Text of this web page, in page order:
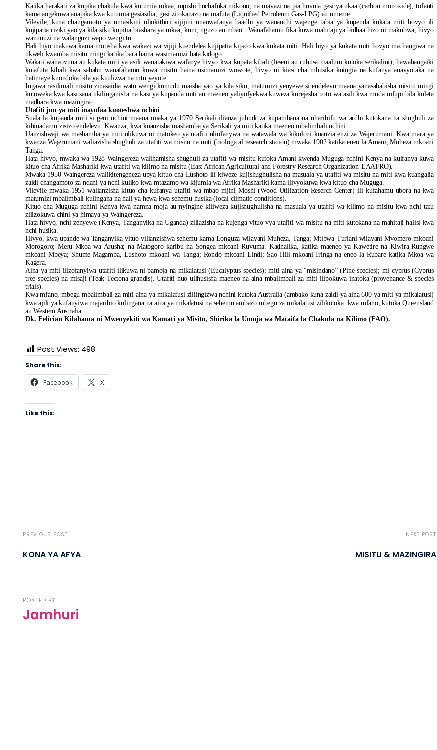
Katika harakati za kupika chakula kwa kutumia mkaa, mpishi huchafuka mikono, na mavazi na pia huvuta gesi ya ukaa (carbon monoxide), tofauti
kama angekuwa anapika kwa kutumia gesiasilia, gesi zitokanazo na mafuta (Liquified Petroleum Gas-LPG) au umeme.
Vilevile, kuna changamoto ya umasikini uliokithiri vijijini unaowafanya baadhi ya wananchi wajenge tabia ya kupenda kukata miti hovyo ili
kujipatia riziki yao ya kila siku kupitia biashara ya mkaa, kuni, nguzo au mbao. Wanafahamu fika kuwa mahitaji ya bidhaa hizo ni makubwa, hivyo
wanunuzi na walanguzi wapo wengi tu.
Hali hiyo inakuwa kama motisha kwa wakazi wa vijiji kuendelea kujipatia kipato kwa kukata miti. Hali hiyo ya kukata miti hovyo inachangiwa na
ukweli kwamba misitu mingi katika bara haina wasimamizi hata kidogo.
Wakati wanaovuna au kukata miti ya asili wanatakiwa wafanye hivyo kwa kupata kibali (leseni au ruhusa maalum kutoka serikalini), hawahangaiki
kutafuta kibali kwa sababu wanafahamu kuwa misitu haina usimamizi wowote, hivyo ni kiasi cha mhusika kuingia na kufanya anavyotaka na
hatimaye kuondoka bila ya kuulizwa na mtu yeyote.
Ingawa rasilimali misitu zinasaidia watu wengi kumudu maisha yao ya kila siku, matumizi yenyewe si endelevu maana yanasababisha misitu mingi
kutoweka kwa kasi sana ukilinganisha na kasi ya kupanda miti au maeneo yaliyofyekwa kuweza kurejesha uoto wa asili kwa muda mfupi bila kuleta
madhara kwa mazingira.
Utafiti juu ya miti inayofaa kuoteshwa nchini
Suala la kupanda miti si geni nchini maana miaka ya 1970 Serikali ilianza juhudi za kupambana na uharibifu wa ardhi kutokana na shughuli za
kibinadamu zisizo endelevu. Kwanza, kwa kuanzisha mashamba ya Serikali ya miti katika maeneo mbalimbali nchini.
Uanzishwaji wa mashamba ya miti ulikuwa ni matokeo ya utafiti uliofanywa na watawala wa kikoloni kuanzia enzi za Wajerumani. Kwa mara ya
kwanza Wajerumani waliazisha shughuli za utafiti wa misitu na miti (biological research station) mwaka 1902 katika eneo la Amani, Muheza mkoani
Tanga.
Hata hivyo, mwaka wa 1928 Waingereza walihamisha shughuli za utafiti wa misitu kutoka Amani kwenda Muguga nchini Kenya na kuifanya kuwa
kituo cha Afrika Mashariki kwa utafiti wa kilimo na misitu (East African Agricultural and Forestry Research Organization-EAAFRO).
Mwaka 1950 Waingereza walikitengeneza upya kituo cha Lushoto ili kiweze kujishughulisha na masuala ya utafiti wa misitu na miti kwa kuangalia
zaidi changamoto za ndani ya nchi kuliko kwa mtazamo wa kijumla wa Afrika Mashariki kama ilivyokuwa kwa kituo cha Muguga.
Vilevile mwaka 1951 walianzisha kituo cha kufanya utafiti wa mbao mjini Moshi (Wood Utilization Reserch Center) ili kufahamu ubora na kwa
matumizi mbalimbali kulingana na hali ya hewa kwa sehemu husika (local climatic conditions).
Kituo cha Muguga nchini Kenya kwa namna moja au nyingine kiliweza kujishughulisha na masuala ya utafiti wa kilimo na misitu kwa nchi tatu
zilizokuwa chini ya himaya ya Waingereza.
Hata hivyo, nchi zenyewe (Kenya, Tanganyika na Uganda) ziliazisha na kujenga vituo vya utafiti wa misitu na miti kutokana na mahitaji halisi kwa
nchi husika.
Hivyo, kwa upande wa Tanganyika vituo vilianzishwa sehemu kama Longuza wilayani Muheza, Tanga; Mtibwa-Turiani wilayani Mvomero mkoani
Morogoro; Meru Mkoa wa Arusha; na Matogoro karibu na Songea mkoani Ruvuma. Kadhalika, katika maeneo ya Kawetire na Kiwira-Rungwe
mkoani Mbeya; Shume-Magamba, Lushoto mkoani wa Tanga; Rondo mkoani Lindi; Sao Hill mkoani Iringa na eneo la Rubare katika Mkoa wa
Kagera.
Aina ya miti ilizofanyiwa utafiti ilikuwa ni pamoja na mikalatusi (Eucalyptus species); miti aina ya “misindano” (Pine species); mi-cyprus (Cyprus
tree species) na misaji (Teak-Tectona grandis). Utafiti huo ulihusisha maeneo na aina mbalimbali za miti ilipokuwa inatoka (provenance & species
trials).
Kwa mfano, mbegu mbalimbali za miti aina ya mikalatusi ziliingizwa nchini kutoka Australia (ambako kuna zaidi ya aina 600 ya miti ya mikalatusi)
kwa ajili ya kufanyiwa majaribio kulingana na aina ya mikalatusi na sehemu ambazo mbegu za mikalatusi zilikotoka: kwa mfano, kutoka Queensland
au Western Australia.
Dk. Felician Kilahama ni Mwenyekiti wa Kamati ya Misitu, Shirika la Umoja wa Mataifa la Chakula na Kilimo (FAO).
Post Views: 498
Share this:
Facebook X
Like this:
PREVIOUS POST
KONA YA AFYA
NEXT POST
MISITU & MAZINGIRA
POSTED BY
Jamhuri